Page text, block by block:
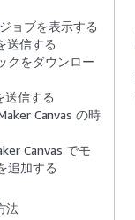
ョブを表示する
送信する
クをダウンロー
送信する
Canvas の時
Canvas でモ
追加する
法